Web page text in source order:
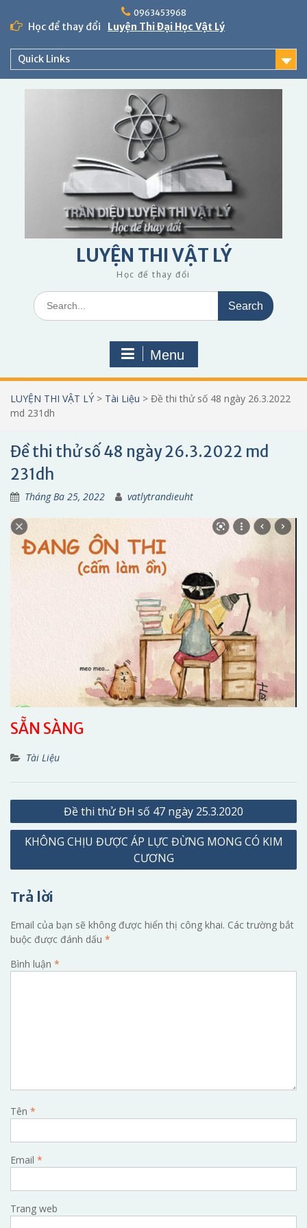
content
0963453968
Học để thay đổi Luyện Thi Đại Học Vật Lý
Quick Links
LUYỆN THI VẬT LÝ
Học để thay đổi
Search
for:
Menu
LUYỆN THI VẬT LÝ > Tài Liệu > Đề thi thử số 48 ngày 26.3.2022
md 231dh
Đề thi thử số 48 ngày 26.3.2022 md
231dh
Tháng Ba 25, 2022 vatlytrandieuht
SẴN SÀNG
Tài Liệu
Điều
hướng
bài
viết
Đề thi thử ĐH số 47 ngày 25.3.2020
KHÔNG CHỊU ĐƯỢC ÁP LỰC ĐỪNG MONG CÓ KIM
CƯƠNG
Trả lời
Email của bạn sẽ không được hiển thị công khai. Các trường bắt
buộc được đánh dấu *
Bình luận *
Tên *
Email *
Trang web